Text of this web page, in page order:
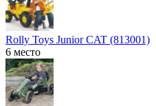
Rolly Toys Junior CAT (813001)
6 место